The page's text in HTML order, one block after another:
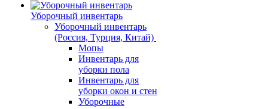
Уборочный инвентарь
Уборочный инвентарь
(Россия, Турция, Китай)
Мопы
Инвентарь для
уборки пола
Инвентарь для
уборки окон и стен
Уборочные